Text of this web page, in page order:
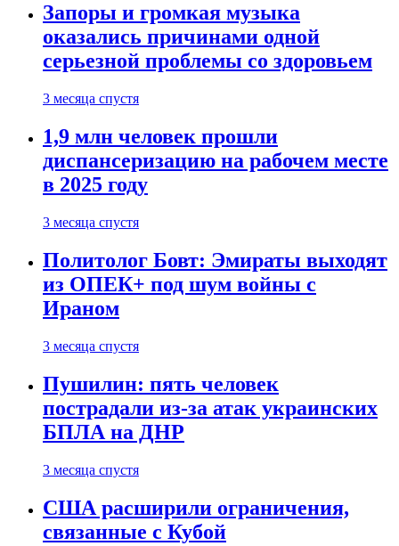
Запоры и громкая музыка
оказались причинами одной
серьезной проблемы со здоровьем
3 месяца спустя
1,9 млн человек прошли
диспансеризацию на рабочем месте
в 2025 году
3 месяца спустя
Политолог Бовт: Эмираты выходят
из ОПЕК+ под шум войны с
Ираном
3 месяца спустя
Пушилин: пять человек
пострадали из-за атак украинских
БПЛА на ДНР
3 месяца спустя
США расширили ограничения,
связанные с Кубой